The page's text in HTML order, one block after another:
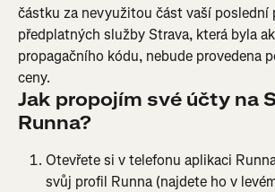
částku za nevyužitou část vaší poslední
předplatných služby Strava, která byla
propagačního kódu, nebude provedena
ceny.
Jak propojím své účty na
Runna?
Otevřete si v telefonu aplikaci
svůj profil Runna (najdete ho v